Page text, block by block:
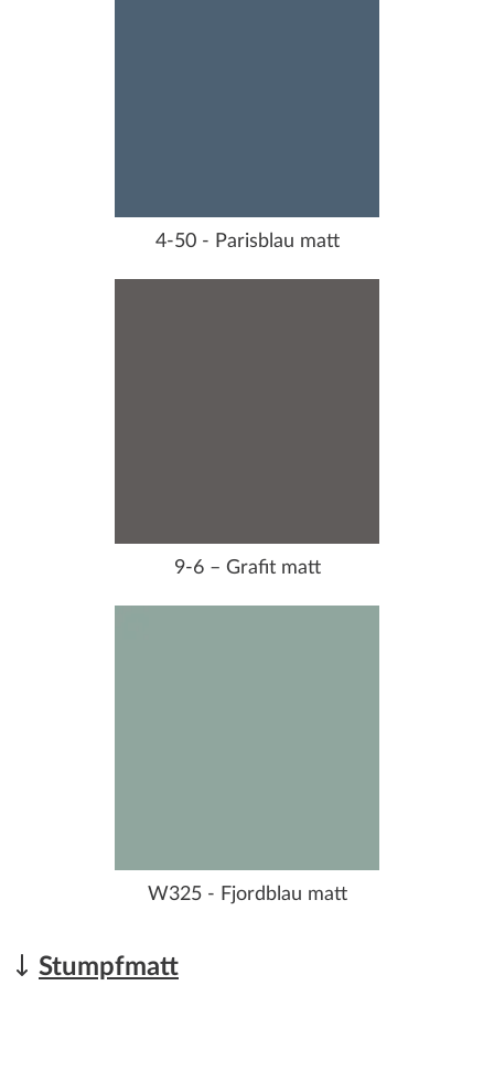
4-50 - Parisblau matt
9-6 – Grafit matt
W325 - Fjordblau matt
Stumpfmatt